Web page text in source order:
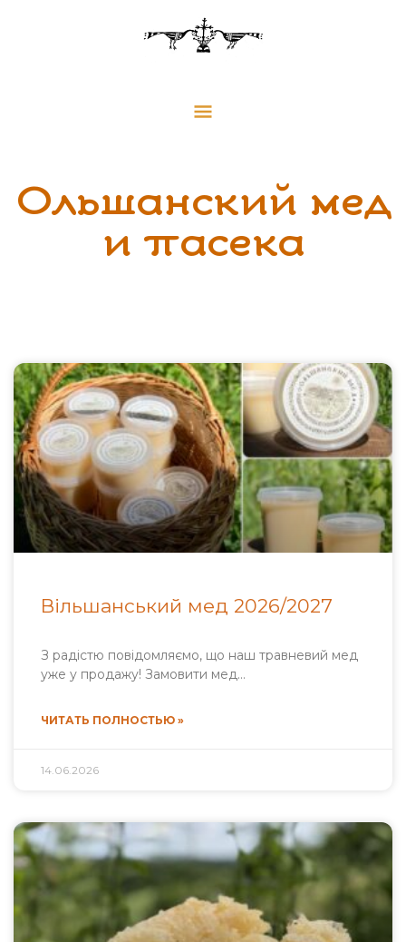
Главное
Ольшанский мед
и пасека
Вільшанський мед 2026/2027
З радістю повідомляємо, що наш травневий мед
уже у продажу! Замовити мед…
ЧИТАТЬ ПОЛНОСТЬЮ »
14.06.2026